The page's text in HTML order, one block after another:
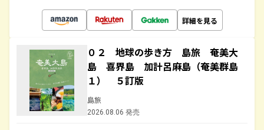
詳細を見る
０２ 地球の歩き方 島旅 奄美大
島 喜界島 加計呂麻島（奄美群島
１） ５訂版
島旅
2026.08.06 発売